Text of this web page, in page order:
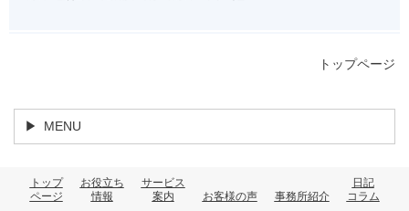
トップページ
MENU
トップ
ページ
お役立ち
情報
サービス
案内
お客様の声 事務所紹介
日記
コラム